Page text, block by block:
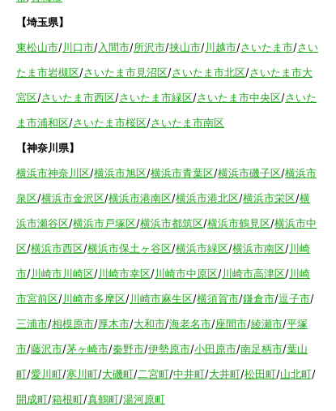
【埼玉県】
東松山市/川口市/入間市/所沢市/挟山市/川越市/さいたま市/さい
たま市岩槻区/さいたま市見沼区/さいたま市北区/さいたま市大
宮区/さいたま市西区/さいたま市緑区/さいたま市中央区/さいた
ま市浦和区/さいたま市桜区/さいたま市南区
【神奈川県】
横浜市神奈川区/横浜市旭区/横浜市青葉区/横浜市磯子区/横浜市
泉区/横浜市金沢区/横浜市港南区/横浜市港北区/横浜市栄区/横
浜市瀬谷区/横浜市戸塚区/横浜市都筑区/横浜市鶴見区/横浜市中
区/横浜市西区/横浜市保土ヶ谷区/横浜市緑区/横浜市南区/川崎
市/川崎市川崎区/川崎市幸区/川崎市中原区/川崎市高津区/川崎
市宮前区/川崎市多摩区/川崎市麻生区/横須賀市/鎌倉市/逗子市/
三浦市/相模原市/厚木市/大和市/海老名市/座間市/綾瀬市/平塚
市/藤沢市/茅ヶ崎市/秦野市/伊勢原市/小田原市/南足柄市/葉山
町/愛川町/寒川町/大磯町/二宮町/中井町/大井町/松田町/山北町/
開成町/箱根町/真鶴町/湯河原町